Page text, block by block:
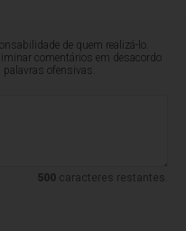
de quem realizá-lo.
comentários em desacordo
ofensivas.
500caracteres restantes.